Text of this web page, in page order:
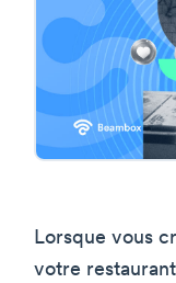
Lorsque vous
votre